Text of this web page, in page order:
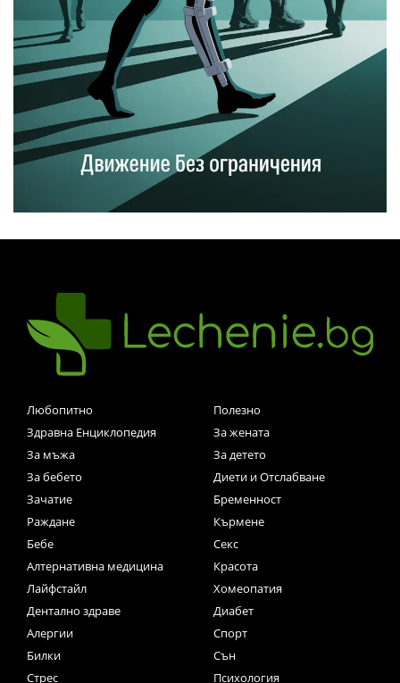
Любопитно
Полезно
Здравна Енциклопедия
За жената
За мъжа
За детето
За бебето
Диети и Отслабване
Зачатие
Бременност
Раждане
Кърмене
Бебе
Секс
Алтернативна медицина
Красота
Лайфстайл
Хомеопатия
Дентално здраве
Диабет
Алергии
Спорт
Билки
Сън
Стрес
Психология